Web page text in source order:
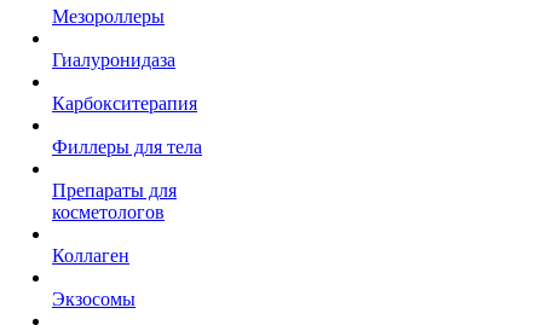
Мезороллеры
Гиалуронидаза
Карбокситерапия
Филлеры для тела
Препараты для
косметологов
Коллаген
Экзосомы